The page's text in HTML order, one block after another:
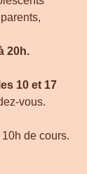
20h.
10 et 17
vous.
de cours.